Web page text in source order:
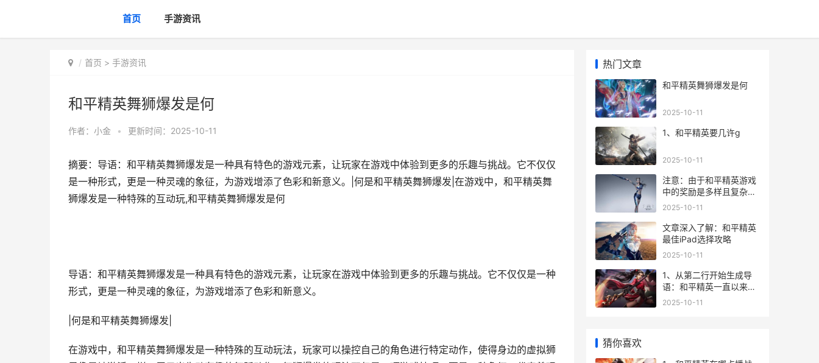
首页 手游资讯
首页 > 手游资讯
和平精英舞狮爆发是何
作者： 小金 • 更新时间：2025-10-11
摘要：导语：和平精英舞狮爆发是一种具有特色的游戏元素，让玩家在游戏中体验到更多的乐趣与挑战。它不仅仅
是一种形式，更是一种灵魂的象征，为游戏增添了色彩和新意义。|何是和平精英舞狮爆发|在游戏中，和平精英舞
狮爆发是一种特殊的互动玩,和平精英舞狮爆发是何
导语：和平精英舞狮爆发是一种具有特色的游戏元素，让玩家在游戏中体验到更多的乐趣与挑战。它不仅仅是一种
形式，更是一种灵魂的象征，为游戏增添了色彩和新意义。
|何是和平精英舞狮爆发|
在游戏中，和平精英舞狮爆发是一种特殊的互动玩法，玩家可以操控自己的角色进行特定动作，使得身边的虚拟狮
热门文章
和平精英舞狮爆发是何
2025-10-11
1、和平精英要几许g
2025-10-11
注意：由于和平精英游戏
中的奖励是多样且复杂
的，文章将主要围绕奖励
对玩家的意义展开探讨。
2025-10-11
文章深入了解：和平精英
最佳iPad选择攻略
2025-10-11
1、从第二行开始生成导
语：和平精英一直以来大
受欢迎的射击游戏，在游
2025-10-11
猜你喜欢